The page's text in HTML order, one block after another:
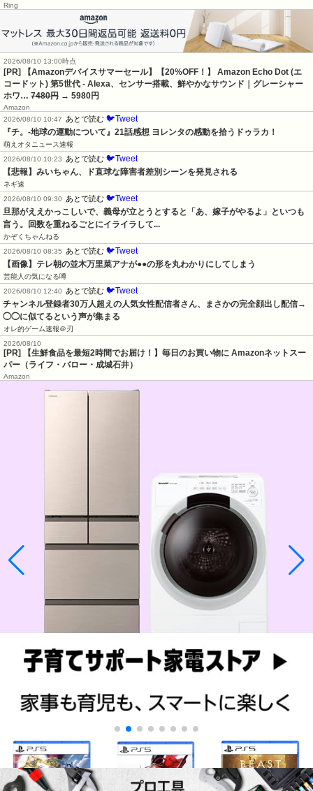
Ring
2026/08/10 13:00時点
[PR] 【Amazonデバイスサマーセール】【20%OFF！】 Amazon Echo Dot (エ
コードット) 第5世代 - Alexa、センサー搭載、鮮やかなサウンド｜グレーシャー
ホワ… 7480円 → 5980円
Amazon
2026/08/10 10:47
あとで読む 🐦Tweet
『チ。-地球の運動について』21話感想 ヨレンタの感動を拾うドゥラカ！
萌えオタニュース速報
2026/08/10 10:23
あとで読む 🐦Tweet
【悲報】みいちゃん、ド直球な障害者差別シーンを発見される
ネギ速
2026/08/10 09:30
あとで読む 🐦Tweet
旦那がええかっこしいで、義母が立とうとすると「あ、嫁子がやるよ」といつも
言う。回数を重ねるごとにイライラして...
かぞくちゃんねる
2026/08/10 08:35
あとで読む 🐦Tweet
【画像】テレ朝の並木万里菜アナが●●の形を丸わかりにしてしまう
芸能人の気になる噂
2026/08/10 12:40
あとで読む 🐦Tweet
チャンネル登録者30万人超えの人気女性配信者さん、まさかの完全顔出し配信→
◯◯に似てるという声が集まる
オレ的ゲーム速報＠刃
2026/08/10
[PR] 【生鮮食品を最短2時間でお届け！】毎日のお買い物に Amazonネットスー
パー（ライフ・バロー・成城石井）
Amazon